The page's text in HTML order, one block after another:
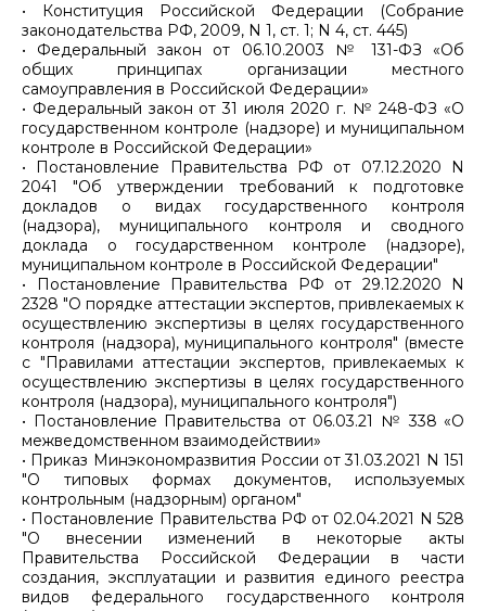
• Конституция Российской Федерации (Собрание
законодательства РФ, 2009, N 1, ст. 1; N 4, ст. 445)
• Федеральный закон от 06.10.2003 № 131-ФЗ «Об
общих принципах организации местного
самоуправления в Российской Федерации»
• Федеральный закон от 31 июля 2020 г. № 248-ФЗ «О
государственном контроле (надзоре) и муниципальном
контроле в Российской Федерации»
• Постановление Правительства РФ от 07.12.2020 N
2041 "Об утверждении требований к подготовке
докладов о видах государственного контроля
(надзора), муниципального контроля и сводного
доклада о государственном контроле (надзоре),
муниципальном контроле в Российской Федерации"
• Постановление Правительства РФ от 29.12.2020 N
2328 "О порядке аттестации экспертов, привлекаемых к
осуществлению экспертизы в целях государственного
контроля (надзора), муниципального контроля" (вместе
с "Правилами аттестации экспертов, привлекаемых к
осуществлению экспертизы в целях государственного
контроля (надзора), муниципального контроля")
• Постановление Правительства от 06.03.21 № 338 «О
межведомственном взаимодействии»
• Приказ Минэкономразвития России от 31.03.2021 N 151
"О типовых формах документов, используемых
контрольным (надзорным) органом"
• Постановление Правительства РФ от 02.04.2021 N 528
"О внесении изменений в некоторые акты
Правительства Российской Федерации в части
создания, эксплуатации и развития единого реестра
видов федерального государственного контроля